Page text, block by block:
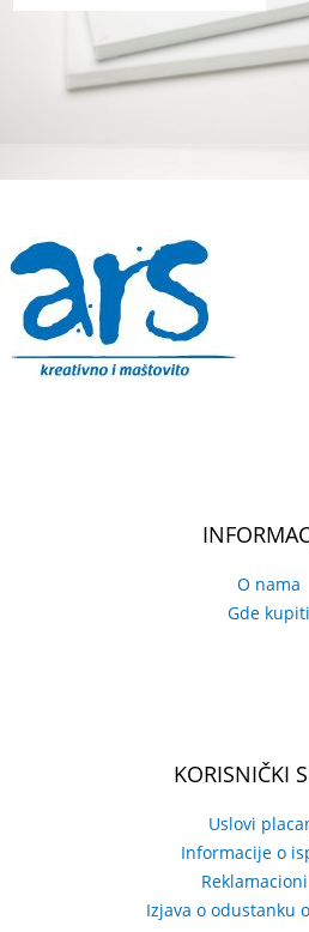
O nama
Gde kupiti
KORISNIČKI
Uslovi
Informacije o
Izjava o odustanku